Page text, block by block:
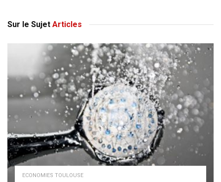
Sur le Sujet Articles
ECONOMIES TOULOUSE